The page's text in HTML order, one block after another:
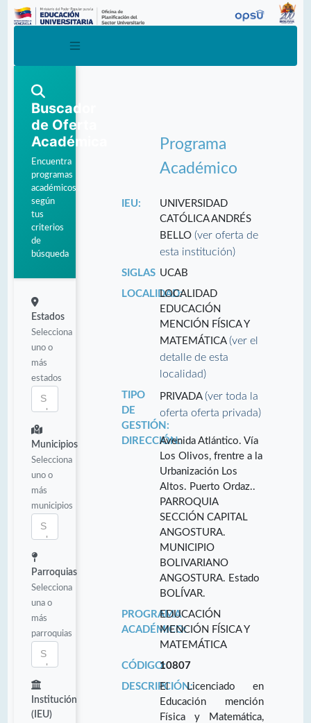
Buscador
de Oferta
Académica
Encuentra
programas
académicos
según
tus
criterios
de
búsqueda
Estados
Selecciona
uno o
más
estados
Municipios
Selecciona
uno o
más
municipios
Parroquias
Selecciona
una o
más
parroquias
Institución
(IEU)
Programa
Académico
IEU:
UNIVERSIDAD
CATÓLICA ANDRÉS
BELLO(ver oferta de
esta institución)
SIGLAS UCAB
LOCALIDAD:LOCALIDAD
EDUCACIÓN
MENCIÓN FÍSICA Y
MATEMÁTICA(ver el
detalle de esta
localidad)
TIPO
DE
GESTIÓN:
PRIVADA(ver toda la
oferta oferta privada)
DIRECCIÓN:Avenida Atlántico. Vía
Los Olivos, frentre a la
Urbanización Los
Altos. Puerto Ordaz..
PARROQUIA
SECCIÓN CAPITAL
ANGOSTURA.
MUNICIPIO
BOLIVARIANO
ANGOSTURA. Estado
BOLÍVAR.
PROGRAMA
ACADÉMICO:
EDUCACIÓN
MENCIÓN FÍSICA Y
MATEMÁTICA
CÓDIGO:10807
DESCRIPCIÓN:El Licenciado en
Educación mención
Física y Matemática,